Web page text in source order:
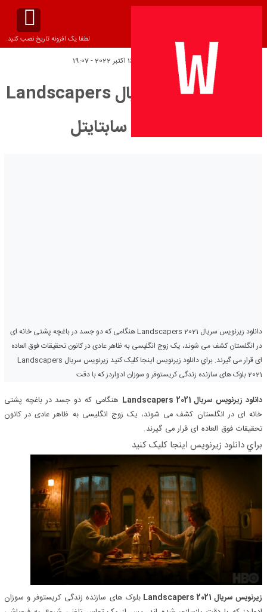
لطفا یک افزونه تاریخ نصب کنید.
تاریخ انتشار:
دانلود زیرنویس سریال Landscapers
دانلود زیرنویس سریال Landscapers 2021 هنگامی که دو جسد در باغچه پشتی خانه ای
در انگلستان کشف می شوند، یک زوج انگلیسی به ظاهر عادی در کانون تحقیقات فوق العاده
ای قرار می گیرند. براي دانلود زيرنويس اينجا کليک کنيد زیرنویس سریال Landscapers
2021 بلوک های سازنده زندگی کریستوفر و سوزان ادواردز که با دقت
دانلود زیرنویس سریال Landscapers 2021
هنگامی که دو جسد در باغچه پشتی
خانه ای در انگلستان کشف می شوند، یک زوج انگلیسی به ظاهر عادی در کانون
تحقیقات فوق العاده ای قرار می گیرند.
براي دانلود زيرنويس اينجا کليک کنيد
زیرنویس سریال Landscapers 2021
بلوک های سازنده زندگی کریستوفر و سوزان